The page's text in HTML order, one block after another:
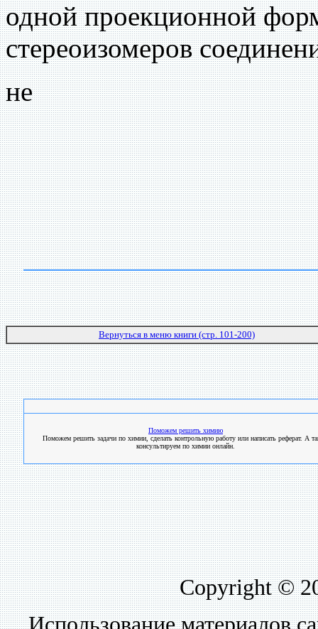
одной проекционной
стереоизомеров
не
Вернуться в меню книги (стр. 101-200)
Поможем решить химию
Поможем решить задачи по химии, сделать контрольную работу или написать реферат. А
консультируем по химии онлайн.
Copyright ©